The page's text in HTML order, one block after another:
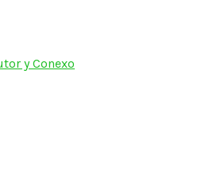
y Conexo